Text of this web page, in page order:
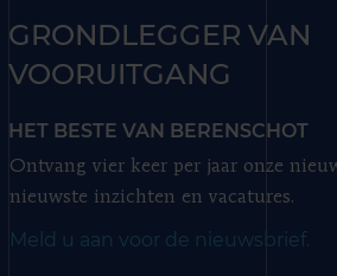
GRONDLEGGER VAN
VOORUITGANG
HET BESTE VAN BERENSCHOT
Ontvang vier keer per jaar onze
nieuwste inzichten en vacatures.
Meld u aan voor de nieuwsbrief.